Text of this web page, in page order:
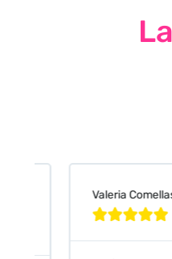
Valeria Comellas
